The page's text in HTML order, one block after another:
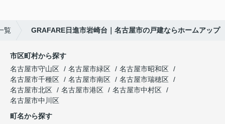
覧 GRAFARE日進市岩崎台｜名古屋市の戸建ならホームアップ
市区町村から探す
名古屋市守山区
名古屋市緑区
名古屋市昭和区
名古屋市千種区
名古屋市南区
名古屋市瑞穂区
名古屋市北区
名古屋市港区
名古屋市中村区
名古屋市中川区
町名から探す